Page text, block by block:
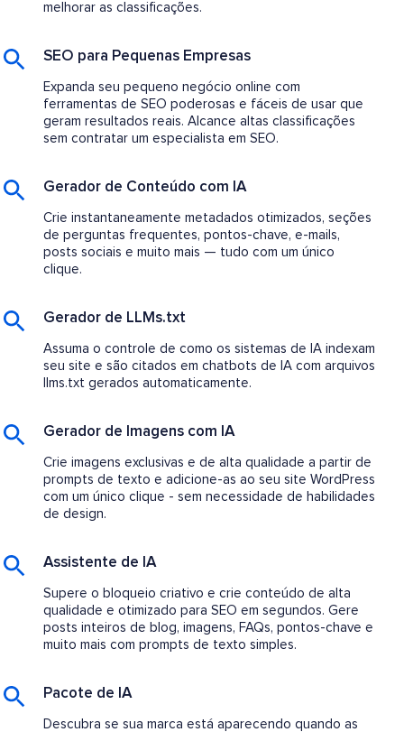
melhorar as classificações.
SEO para Pequenas Empresas
Expanda seu pequeno negócio online com
ferramentas de SEO poderosas e fáceis de usar que
geram resultados reais. Alcance altas classificações
sem contratar um especialista em SEO.
Gerador de Conteúdo com IA
Crie instantaneamente metadados otimizados, seções
de perguntas frequentes, pontos-chave, e-mails,
posts sociais e muito mais — tudo com um único
clique.
Gerador de LLMs.txt
Assuma o controle de como os sistemas de IA indexam
seu site e são citados em chatbots de IA com arquivos
llms.txt gerados automaticamente.
Gerador de Imagens com IA
Crie imagens exclusivas e de alta qualidade a partir de
prompts de texto e adicione-as ao seu site WordPress
com um único clique - sem necessidade de habilidades
de design.
Assistente de IA
Supere o bloqueio criativo e crie conteúdo de alta
qualidade e otimizado para SEO em segundos. Gere
posts inteiros de blog, imagens, FAQs, pontos-chave e
muito mais com prompts de texto simples.
Pacote de IA
Descubra se sua marca está aparecendo quando as